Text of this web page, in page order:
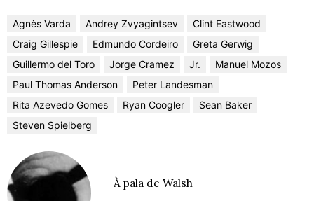
Agnès Varda Andrey Zvyagintsev
Clint Eastwood
Craig Gillespie
Edmundo Cordeiro
Greta Gerwig
Guillermo del Toro
Jorge Cramez Jr.
Manuel Mozos
Paul Thomas Anderson
Peter Landesman
Rita Azevedo Gomes
Ryan Coogler
Sean Baker
Steven Spielberg
À pala de Walsh